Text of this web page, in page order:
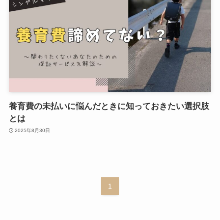
養育費の未払いに悩んだときに知っておきたい選択肢
とは
2025年8月30日
1